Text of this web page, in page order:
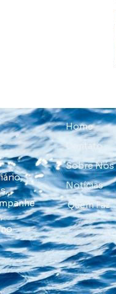
Home
Contato
Sobre Nós
Notícias
Quem Faz